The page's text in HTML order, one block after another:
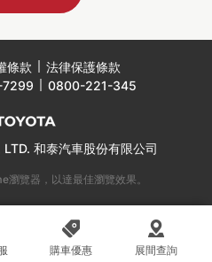
條款
法律保護條款
0800-221-345
和泰汽車股份有限公司
覽器，以達最佳瀏覽效果。
購車優惠 展間查詢